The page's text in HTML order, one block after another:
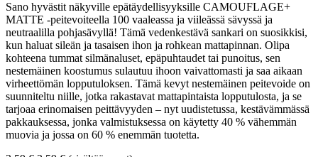
Sano hyvästit näkyville epätäydellisyyksille CAMOUFLAGE+
MATTE -peitevoiteella 100 vaaleassa ja viileässä sävyssä ja
neutraalilla pohjasävyllä! Tämä vedenkestävä sankari on suosikkisi,
kun haluat sileän ja tasaisen ihon ja rohkean mattapinnan. Olipa
kohteena tummat silmänaluset, epäpuhtaudet tai punoitus, sen
nestemäinen koostumus sulautuu ihoon vaivattomasti ja saa aikaan
virheettömän lopputuloksen. Tämä kevyt nestemäinen peitevoide on
suunniteltu niille, jotka rakastavat mattapintaista lopputulosta, ja se
tarjoaa erinomaisen peittävyyden – nyt uudistetussa, kestävämmässä
pakkauksessa, jonka valmistuksessa on käytetty 40 % vähemmän
muovia ja jossa on 60 % enemmän tuotetta.